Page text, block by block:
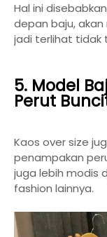
Hal ini
depan baju,
jadi terlihat tidak
5. Model
Perut
Kaos over size
penampakan
juga lebih modis
fashion lainnya.